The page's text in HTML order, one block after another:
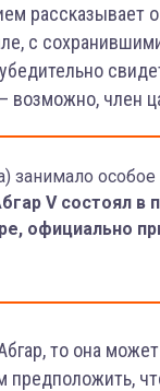
рассказывает
с
возможно, член
особое
V состоял в
официально
то она